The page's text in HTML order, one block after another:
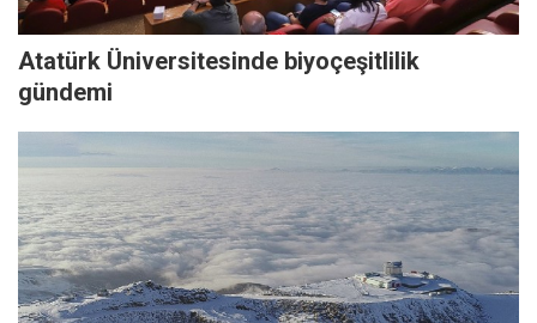
Atatürk Üniversitesinde biyoçeşitlilik
gündemi